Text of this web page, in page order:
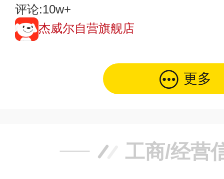
评论:10w+
杰威尔自营旗舰店
更多
工商/经营